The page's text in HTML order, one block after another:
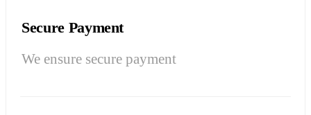
Secure Payment
We ensure secure payment